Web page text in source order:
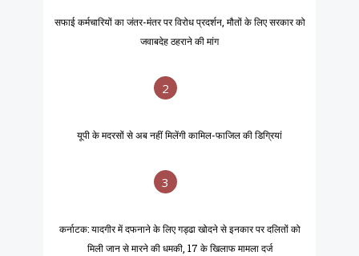
सफाई कर्मचारियों का जंतर-मंतर पर विरोध प्रदर्शन, मौतों के लिए सरकार को
जवाबदेह ठहराने की मांग
2
यूपी के मदरसों से अब नहीं मिलेंगी कामिल-फाजिल की डिग्रियां
3
कर्नाटक: यादगीर में दफनाने के लिए गड्ढा खोदने से इनकार पर दलितों को
मिली जान से मारने की धमकी, 17 के खिलाफ मामला दर्ज